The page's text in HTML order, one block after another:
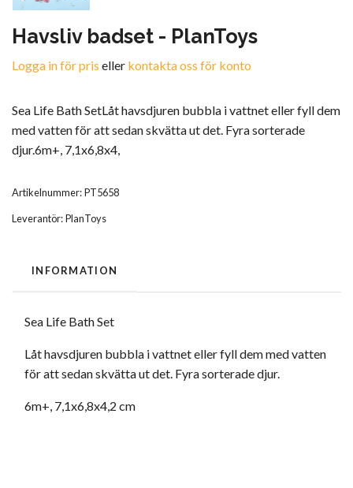
Havsliv badset - PlanToys
Logga in för pris eller kontakta oss för konto
Sea Life Bath SetLåt havsdjuren bubbla i vattnet eller fyll dem
med vatten för att sedan skvätta ut det. Fyra sorterade
djur.6m+, 7,1x6,8x4,
Artikelnummer:PT5658
Leverantör:PlanToys
INFORMATION
Sea Life Bath Set
Låt havsdjuren bubbla i vattnet eller fyll dem med vatten
för att sedan skvätta ut det. Fyra sorterade djur.
6m+, 7,1x6,8x4,2 cm